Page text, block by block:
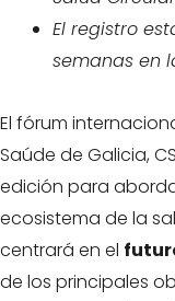
El registro
semanas en
El fórum
Saúde de Galicia,
edición para
ecosistema de la
centrará en el
de los principales